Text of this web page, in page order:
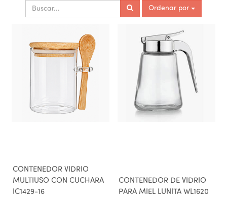
Ordenar por
CONTENEDOR VIDRIO
MULTIUSO CON CUCHARA
IC1429-16
CONTENEDOR DE VIDRIO
PARA MIEL LUNITA WL1620